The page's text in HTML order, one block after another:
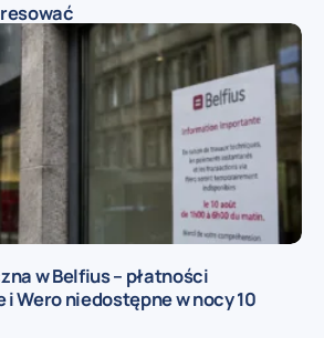
w Belfius – płatności
Wero niedostępne w nocy 10